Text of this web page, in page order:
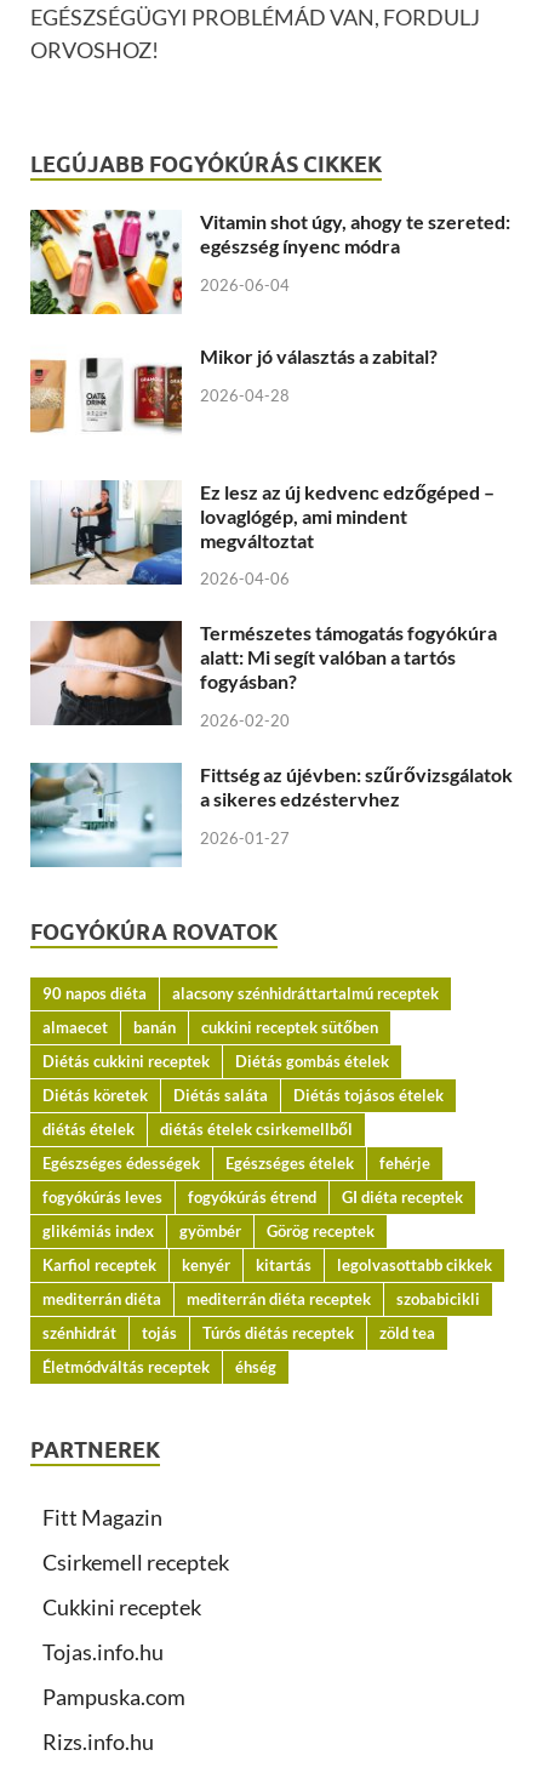
EGÉSZSÉGÜGYI PROBLÉMÁD VAN, FORDULJ
ORVOSHOZ!
LEGÚJABB FOGYÓKÚRÁS CIKKEK
Vitamin shot úgy, ahogy te szereted:
egészség ínyenc módra
2026-06-04
Mikor jó választás a zabital?
2026-04-28
Ez lesz az új kedvenc edzőgéped –
lovaglógép, ami mindent
megváltoztat
2026-04-06
Természetes támogatás fogyókúra
alatt: Mi segít valóban a tartós
fogyásban?
2026-02-20
Fittség az újévben: szűrővizsgálatok
a sikeres edzéstervhez
2026-01-27
FOGYÓKÚRA ROVATOK
90 napos diéta
alacsony szénhidráttartalmú receptek
almaecet
banán
cukkini receptek sütőben
Diétás cukkini receptek
Diétás gombás ételek
Diétás köretek
Diétás saláta
Diétás tojásos ételek
diétás ételek
diétás ételek csirkemellből
Egészséges édességek
Egészséges ételek
fehérje
fogyókúrás leves
fogyókúrás étrend
GI diéta receptek
glikémiás index
gyömbér
Görög receptek
Karfiol receptek
kenyér kitartás
legolvasottabb cikkek
mediterrán diéta
mediterrán diéta receptek
szobabicikli
szénhidrát
tojás Túrós diétás receptek
zöld tea
Életmódváltás receptek
éhség
PARTNEREK
Fitt Magazin
Csirkemell receptek
Cukkini receptek
Tojas.info.hu
Pampuska.com
Rizs.info.hu